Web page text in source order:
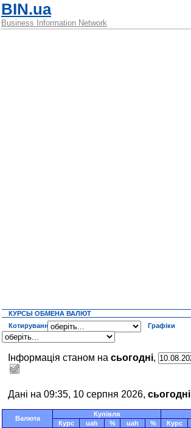
BIN.ua
Business Information Network
КУРСЫ ОБМЕНА ВАЛЮТ
Котирування
Графіки
Інформація станом насьогодні,
Дані на 09:35, 10 серпня 2026, сьогодні
Валюта
Купівля
Курс
uah % uah % Курс